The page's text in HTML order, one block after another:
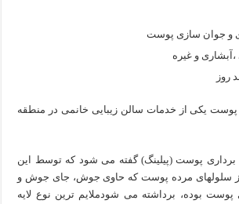
و جوان سازی پوست
،آبشاری و غیره
روز
پوست یکی از خدمات سالن زیبایی خانمی در منطقه
برداری پوست (پیلینگ) گفته می شود که توسط این
سلولهای مرده پوست که حاوی جوش، جای جوش و
بوده، برداشته می شودملایم ترین نوع لایه